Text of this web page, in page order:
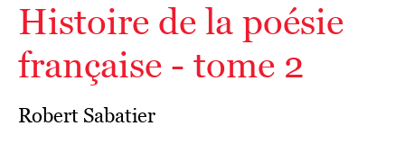
Histoire de la poésie
française - tome 2
Robert Sabatier